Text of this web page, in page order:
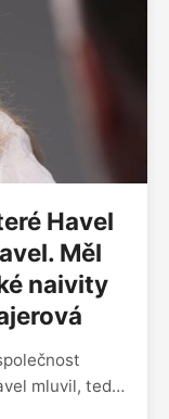
nakopávající.
mi píšou, že
ne, ale
být.”
Havel
Měl
naivity
mluvil, tedy